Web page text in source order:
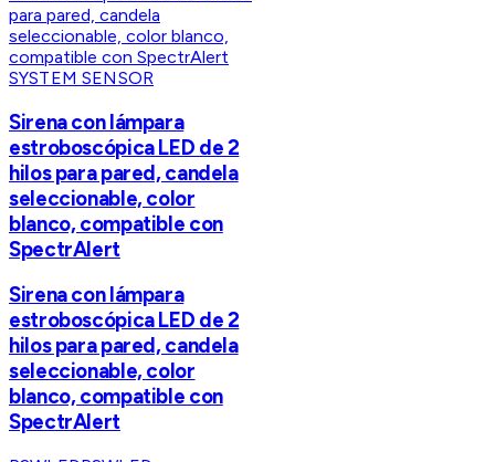
SYSTEM SENSOR
Sirena con lámpara
estroboscópica LED de 2
hilos para pared, candela
seleccionable, color
blanco, compatible con
SpectrAlert
Sirena con lámpara
estroboscópica LED de 2
hilos para pared, candela
seleccionable, color
blanco, compatible con
SpectrAlert